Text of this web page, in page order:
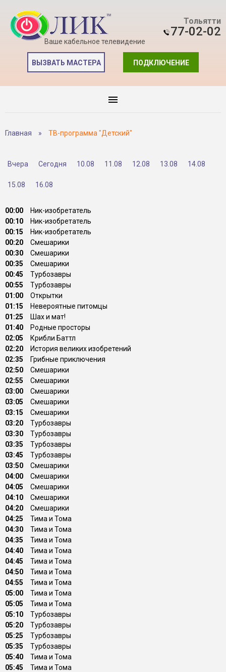
Ваше кабельное телевидение
Тольятти
77-02-02
ПОДКЛЮЧЕНИЕ
ВЫЗВАТЬ МАСТЕРА
Главная » ТВ-программа "Детский"
Вчера Сегодня 10.08 11.08 12.08 13.08 14.08
15.08 16.08
00:00
Ник-изобретатель
00:10
Ник-изобретатель
00:15
Ник-изобретатель
00:20
Смешарики
00:30
Смешарики
00:35
Смешарики
00:45
Туpбозавры
00:55
Туpбозавры
01:00
Открытки
01:15
Невероятные питомцы
01:25
Шах и мат!
01:40
Родные просторы
02:05
Крибли Баттл
02:20
История великих изобретений
02:35
Грибные приключения
02:50
Смешарики
02:55
Смешарики
03:00
Смешарики
03:05
Смешарики
03:15
Смешарики
03:20
Туpбозавры
03:30
Туpбозавры
03:35
Туpбозавры
03:45
Туpбозавры
03:50
Смешарики
04:00
Смешарики
04:05
Смешарики
04:10
Смешарики
04:20
Смешарики
04:25
Тима и Тома
04:30
Тима и Тома
04:35
Тима и Тома
04:40
Тима и Тома
04:45
Тима и Тома
04:50
Тима и Тома
04:55
Тима и Тома
05:00
Тима и Тома
05:05
Тима и Тома
05:10
Туpбозавры
05:20
Туpбозавры
05:25
Туpбозавры
05:35
Туpбозавры
05:40
Тима и Тома
05:45
Тима и Тома